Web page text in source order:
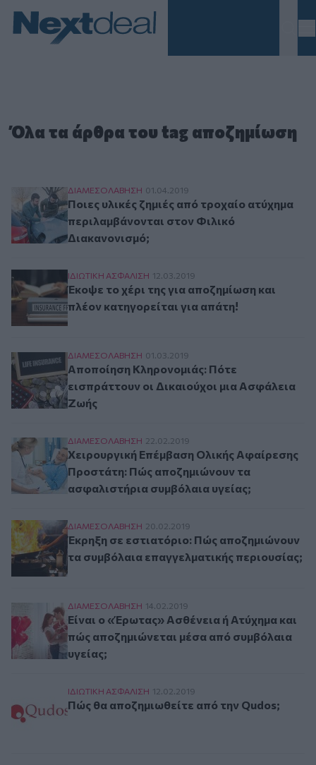
Όλα τα άρθρα του tag αποζημίωση
Ποιες υλικές ζημιές από τροχαίο ατύχημα
ΔΙΑΜΕΣΟΛAΒΗΣΗ 01.04.2019
Ποιες υλικές ζημιές από τροχαίο ατύχημα
περιλαμβάνονται στον Φιλικό
Διακανονισμό;
Έκοψε το χέρι της για αποζημίωση και πλέον
ΙΔΙΩΤΙΚΗ ΑΣΦAΛΙΣΗ 12.03.2019
Έκοψε το χέρι της για αποζημίωση και
πλέον κατηγορείται για απάτη!
Αποποίηση Κληρονομιάς: Πότε εισπράττουν
ΔΙΑΜΕΣΟΛAΒΗΣΗ 01.03.2019
Αποποίηση Κληρονομιάς: Πότε
εισπράττουν οι Δικαιούχοι μια Ασφάλεια
Ζωής
Χειρουργική Επέμβαση Ολικής Αφαίρεσης
ΔΙΑΜΕΣΟΛAΒΗΣΗ 22.02.2019
Χειρουργική Επέμβαση Ολικής Αφαίρεσης
Προστάτη: Πώς αποζημιώνουν τα
ασφαλιστήρια συμβόλαια υγείας;
Έκρηξη σε εστιατόριο: Πώς αποζημιώνουν τα
ΔΙΑΜΕΣΟΛAΒΗΣΗ 20.02.2019
Έκρηξη σε εστιατόριο: Πώς αποζημιώνουν
τα συμβόλαια επαγγελματικής περιουσίας;
Είναι ο «Έρωτας» Ασθένεια ή Ατύχημα και
ΔΙΑΜΕΣΟΛAΒΗΣΗ 14.02.2019
Είναι ο «Έρωτας» Ασθένεια ή Ατύχημα και
πώς αποζημιώνεται μέσα από συμβόλαια
υγείας;
Πώς θα αποζημιωθείτε από την Qudos;
ΙΔΙΩΤΙΚΗ ΑΣΦAΛΙΣΗ 12.02.2019
Πώς θα αποζημιωθείτε από την Qudos;